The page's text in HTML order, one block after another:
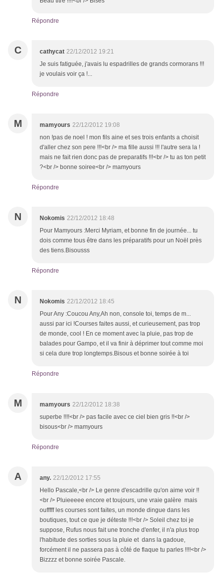
Répondre
C cathycat 22/12/2012 19:21
Je suis fatiguée, j'avais lu espadrilles de grands cormorans !!!
je voulais voir ça !...
Répondre
M mamyours 22/12/2012 19:08
non !pas de noel ! mon fils aine et ses trois enfants a choisit
d'aller chez son pere !!!<br /> ma fille aussi !!! l'autre sera la !
mais ne fait rien donc pas de preparatifs !!!<br /> tu as ton petit
?<br /> bonne soiree<br /> mamyours
Répondre
N Nokomis 22/12/2012 18:48
Pour Mamyours :Merci Myriam, et bonne fin de journée... tu
dois comme tous être dans les préparatifs pour un Noël près
des tiens.Bisousss
Répondre
N Nokomis 22/12/2012 18:45
Pour Any :Coucou Any,Ah non, console toi, temps de m...
aussi par ici !Courses faites aussi, et curieusement, pas trop
de monde, cool ! En ce moment avec la pluie, pas trop de
balades pour Gampo, et il va finir à déprimer tout comme moi
si cela dure trop longtemps.Bisous et bonne soirée à toi
Répondre
M mamyours 22/12/2012 18:38
superbe !!!!<br /> pas facile avec ce ciel bien gris !!<br />
bisous<br /> mamyours
Répondre
A any. 22/12/2012 17:55
Hello Pascale,<br /> Le genre d'escadrille qu'on aime voir !!
<br /> Pluieeeee encore et toujours, une vraie galère mais
oufffff les courses sont faites, un monde dingue dans les
boutiques, tout ce que je déteste !!!<br /> Soleil chez toi je
suppose, Rufus nous fait une tronche d'enfer, il n'a plus trop
l'habitude des sorties sous la pluie et dans la gadoue,
forcément il ne passera pas à côté de flaque tu parles !!!!<br />
Bizzzz et bonne soirée Pascale.